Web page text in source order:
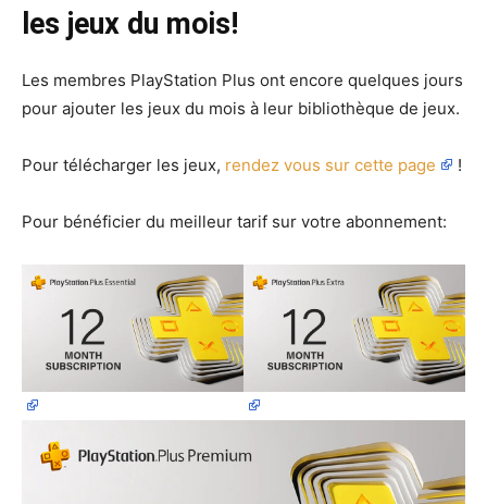
les jeux du mois!
Les membres PlayStation Plus ont encore quelques jours
pour ajouter les jeux du mois à leur bibliothèque de jeux.
Pour télécharger les jeux, rendez vous sur cette page !
Pour bénéficier du meilleur tarif sur votre abonnement: